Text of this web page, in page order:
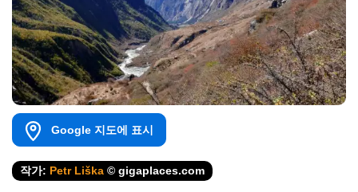
Google 지도에 표시
작가: Petr Liška © gigaplaces.com